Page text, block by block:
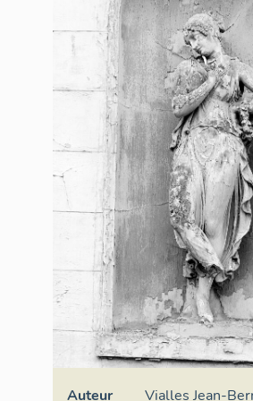
Auteur Vialles Jean-